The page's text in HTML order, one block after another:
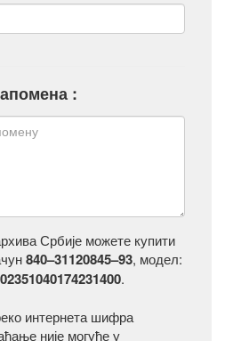
:
Србије можете купити
840–31120845–93, модел:
.
интернета шифра
није могуће у